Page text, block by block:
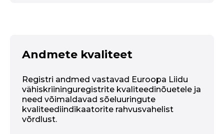
Andmete kvaliteet
Registri andmed vastavad Euroopa Liidu
vähiskriininguregistrite kvaliteedinõuetele ja
need võimaldavad sõeluuringute
kvaliteediindikaatorite rahvusvahelist
võrdlust.